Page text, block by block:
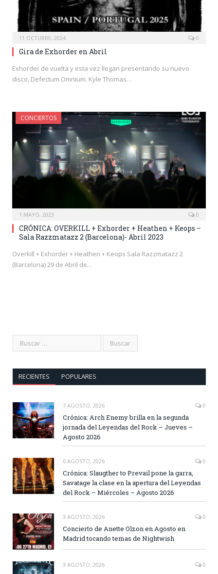
11 OCTUBRE, 2024 0
Gira de Exhorder en Abril
Exhorder de vuelta y esta vez llegan presentando su nuevo
disco, Defectum Omnium. Kyle Thomas…
CONCIERTOS
1 MAYO, 2023 0
CRÓNICA: OVERKILL + Exhorder + Heathen + Keops –
Sala Razzmatazz 2 (Barcelona)- Abril 2023
Overkill + Exhorder + Heathen + Keops Sala Razzmatazz 2
(Barcelona) 29 de Abril de…
RECIENTES POPULARES
7 AGOSTO, 2026 0
Crónica: Arch Enemy brilla en la segunda
jornada del Leyendas del Rock – Jueves –
Agosto 2026
6 AGOSTO, 2026 0
Crónica: Slaugther to Prevail pone la garra,
Savatage la clase en la apertura del Leyendas
del Rock – Miércoles – Agosto 2026
3 AGOSTO, 2026 0
Concierto de Anette Olzon en Agosto en
Madrid tocando temas de Nightwish
3 AGOSTO, 2026 0